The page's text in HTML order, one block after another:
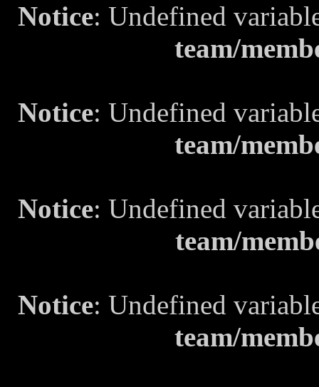
Notice: Undefined
team/
Notice: Undefined
team/
Notice: Undefined
team/
Notice: Undefined
team/